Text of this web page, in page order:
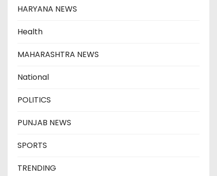
HARYANA NEWS
Health
MAHARASHTRA NEWS
National
POLITICS
PUNJAB NEWS
SPORTS
TRENDING